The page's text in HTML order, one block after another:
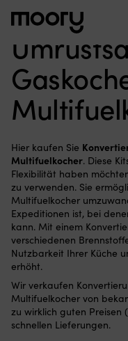
Suchen
nach:
Umrüstsatz von
Hier kaufen Sie
Multifuelkocher. Diese
Flexibilität haben
zu verwenden. Sie
Multifuelkocher
Expeditionen ist, bei
kann. Mit einem
verschiedenen
Nutzbarkeit Ihrer Küche
erhöht.
Wir verkaufen
Multifuelkocher von
zu wirklich guten Preisen
schnellen Lieferungen.